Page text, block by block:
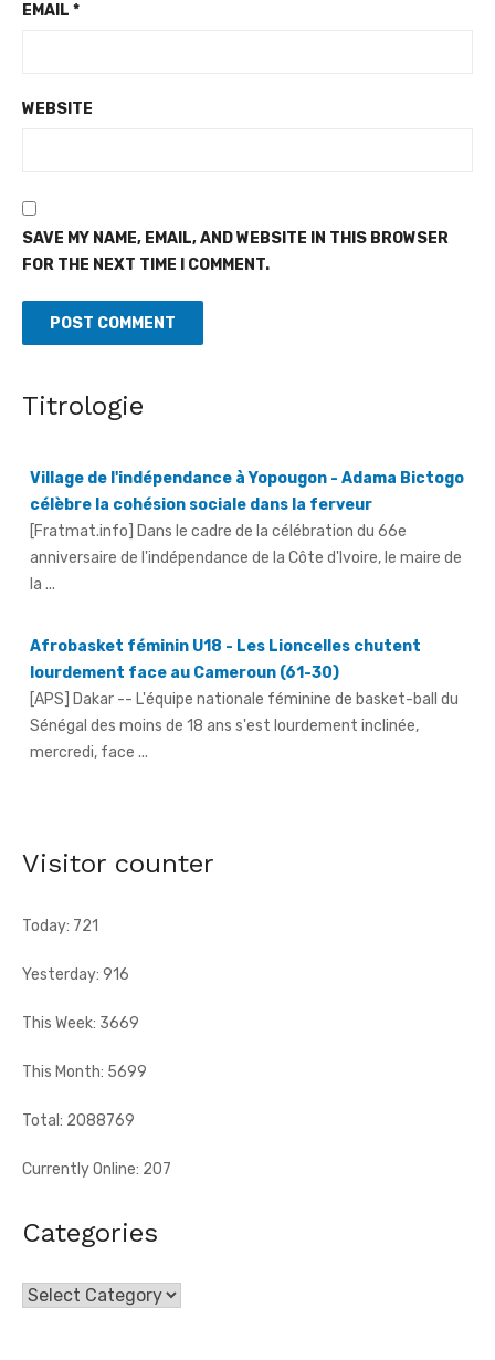
EMAIL *
WEBSITE
SAVE MY NAME, EMAIL, AND WEBSITE IN THIS BROWSER
FOR THE NEXT TIME I COMMENT.
Titrologie
[Fratmat.info] Dans le cadre de la célébration du 66e
anniversaire de l'indépendance de la Côte d'Ivoire, le maire de
la ...
[APS] Dakar -- L'équipe nationale féminine de basket-ball du
Sénégal des moins de 18 ans s'est lourdement inclinée,
mercredi, face ...
[Fratmat.info] À 72 heures de la célébration du 66e
anniversaire de l'indépendance de la Côte d'Ivoire, Dr Euphrasie
Visitor counter
Today: 721
Yesterday: 916
This Week: 3669
This Month: 5699
Total: 2088769
Currently Online: 207
Categories
Categories